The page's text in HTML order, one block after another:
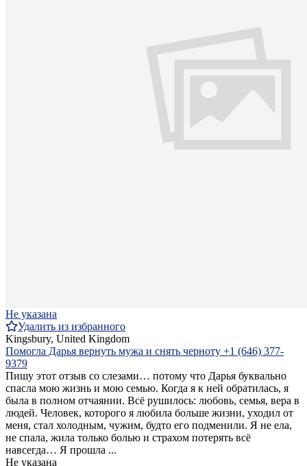
Не указана
Удалить из избранного
Kingsbury, United Kingdom
Помогла Дарья вернуть мужа и снять черноту +1 (646) 377-
9379
Пишу этот отзыв со слезами… потому что Дарья буквально
спасла мою жизнь и мою семью. Когда я к ней обратилась, я
была в полном отчаянии. Всё рушилось: любовь, семья, вера в
людей. Человек, которого я любила больше жизни, уходил от
меня, стал холодным, чужим, будто его подменили. Я не ела,
не спала, жила только болью и страхом потерять всё
навсегда… Я прошла ...
Не указана